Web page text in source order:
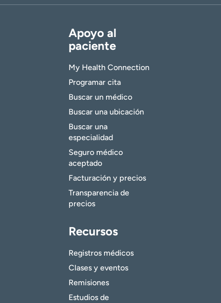
Apoyo al
paciente
My Health Connection
Programar cita
Buscar un médico
Buscar una ubicación
Buscar una
especialidad
Seguro médico
aceptado
Facturación y precios
Transparencia de
precios
Recursos
Registros médicos
Clases y eventos
Remisiones
Estudios de